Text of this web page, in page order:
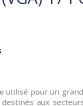
utilisé pour un
aux